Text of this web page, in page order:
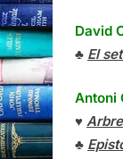
David
♣ El
Antoni
♥
♣